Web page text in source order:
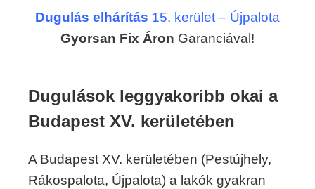
Dugulás elhárítás 15. kerület – Újpalota
Gyorsan Fix Áron Garanciával!
Dugulások leggyakoribb okai a
Budapest XV. kerületében
A Budapest XV. kerületében (Pestújhely,
Rákospalota, Újpalota) a lakók gyakran